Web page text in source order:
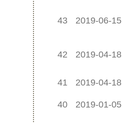
43 2019-06-15
42 2019-04-18
41 2019-04-18
40
2019-01-05